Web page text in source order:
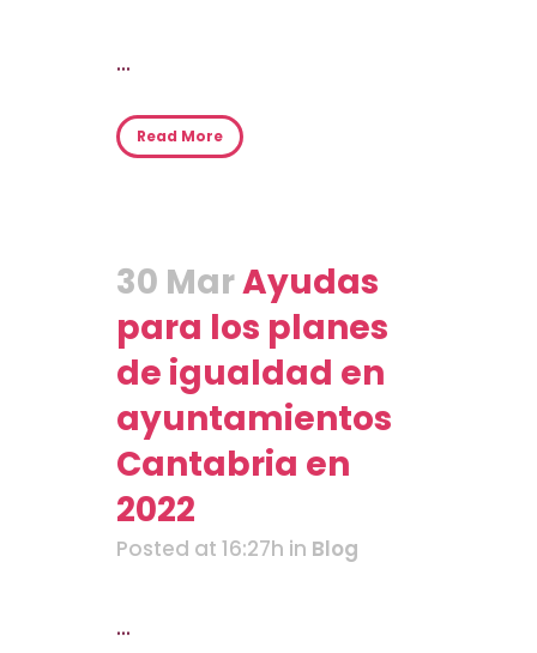
...
Read More
30 MarAyudas
para los planes
de igualdad en
ayuntamientos
Cantabria en
2022
Posted at 16:27h in Blog
...